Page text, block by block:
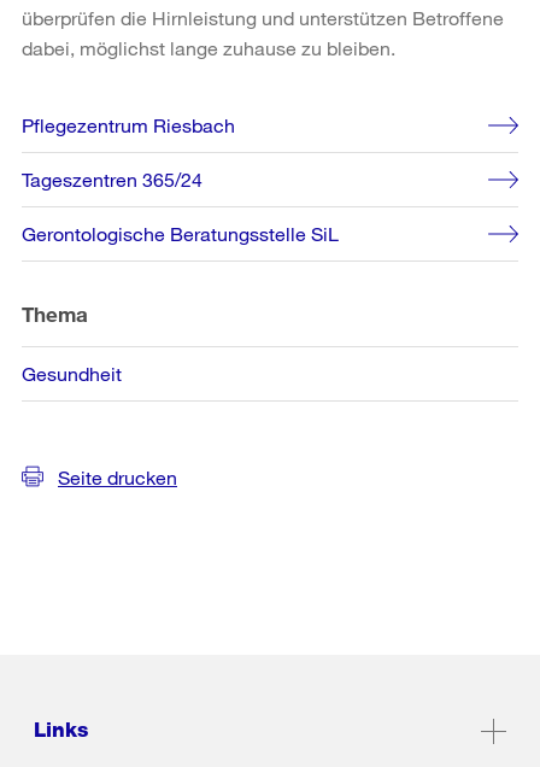
überprüfen die Hirnleistung und unterstützen Betroffene
dabei, möglichst lange zuhause zu bleiben.
Weitere
Informationen
Pflegezentrum Riesbach
Tageszentren 365/24
Gerontologische Beratungsstelle SiL
Thema
Gesundheit
Seite drucken
Links